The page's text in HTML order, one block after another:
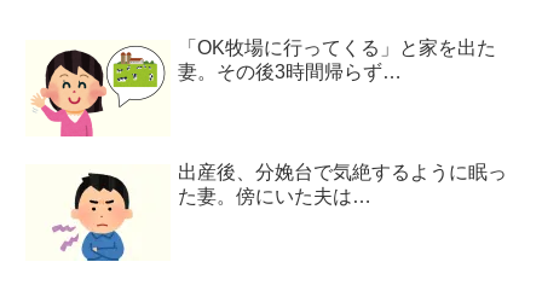
「OK牧場に行ってくる」と家を出た
妻。その後3時間帰らず…
出産後、分娩台で気絶するように眠っ
た妻。傍にいた夫は…